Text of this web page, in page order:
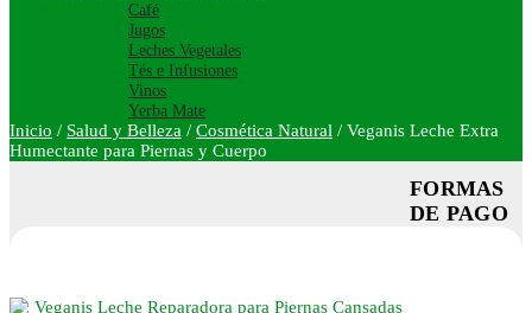
Café
Jugos
Leches Vegetales
Tés e Infusiones
Vinos
Yerba Mate
Inicio / Salud y Belleza / Cosmética Natural / Veganis Leche Extra
Humectante para Piernas y Cuerpo
FORMAS
DE PAGO